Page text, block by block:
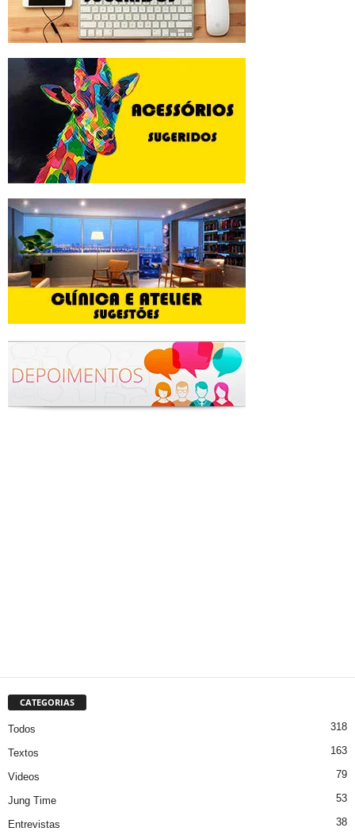
CATEGORIAS
Todos 318
Textos 163
Videos 79
Jung Time 53
Entrevistas 38